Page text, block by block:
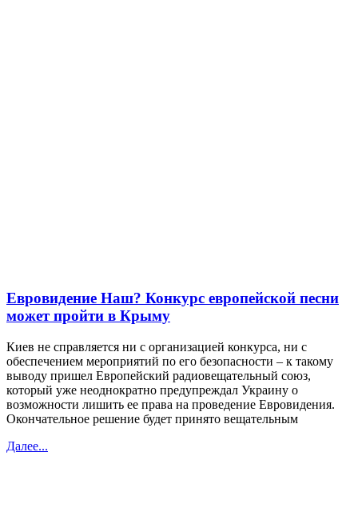
Евровидение Наш? Конкурс европейской песни
может пройти в Крыму
Киев не справляется ни с организацией конкурса, ни с
обеспечением мероприятий по его безопасности – к такому
выводу пришел Европейский радиовещательный союз,
который уже неоднократно предупреждал Украину о
возможности лишить ее права на проведение Евровидения.
Окончательное решение будет принято вещательным
Далее...